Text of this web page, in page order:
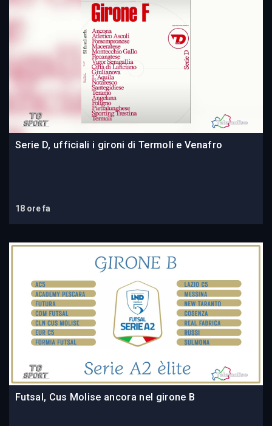
Serie D, ufficiali i gironi di Termoli e Venafro
18 ore fa
Futsal, Cus Molise ancora nel girone B